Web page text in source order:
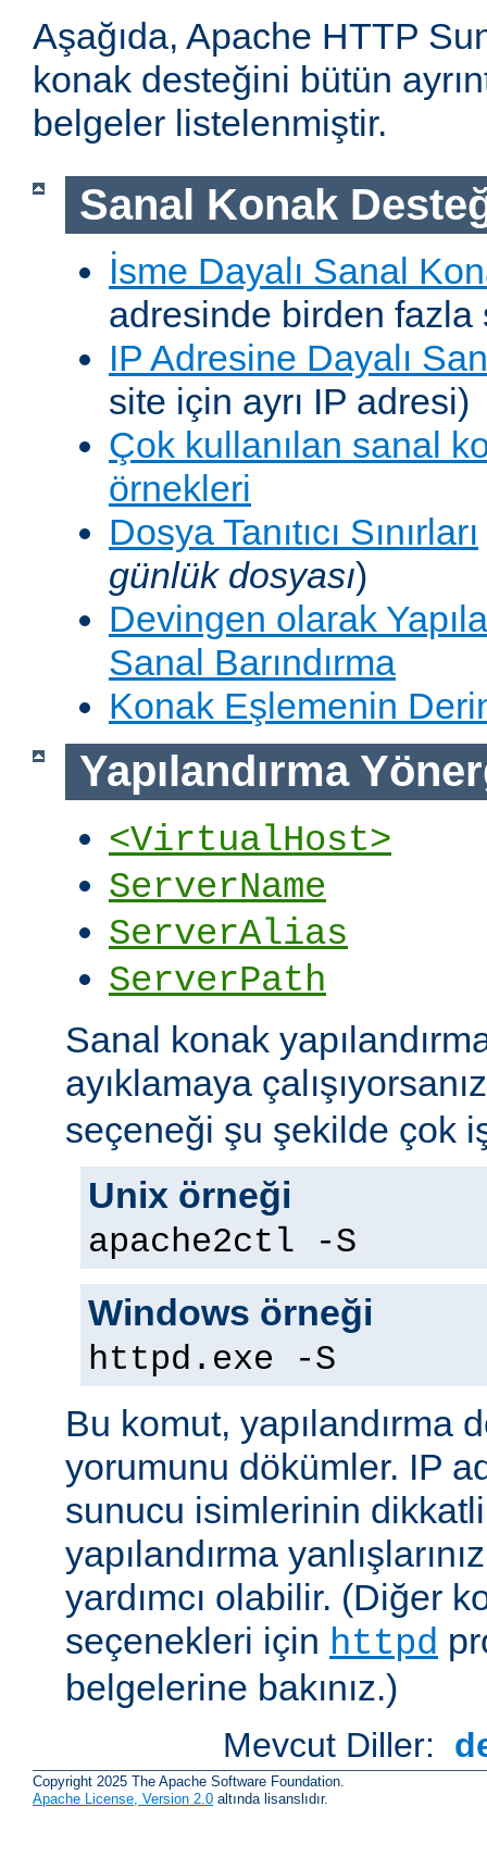
Aşağıda, Apache HTTP
konak desteğini bütün
belgeler listelenmiştir.
Sanal Konak
İsme Dayalı Sanal
adresinde birden fazla
IP Adresine Dayalı
site için ayrı IP adresi)
Çok kullanılan sanal
örnekleri
Dosya Tanıtıcı Sınırları
günlük dosyası)
Devingen olarak
Sanal Barındırma
Konak Eşlemenin
Yapılandırma
<VirtualHost>
ServerName
ServerAlias
ServerPath
Sanal konak
ayıklamaya
seçeneği şu şekilde çok
Unix örneği
apache2ctl -S
Windows örneği
httpd.exe -S
Bu komut, yapılandırma
yorumunu dökümler. IP
sunucu isimlerinin
yapılandırma
yardımcı olabilir. (Diğer
seçenekleri için httpd
belgelerine bakınız.)
Mevcut Diller:
Copyright 2025 The Apache Software Foundation.
Apache License, Version 2.0 altında lisanslıdır.